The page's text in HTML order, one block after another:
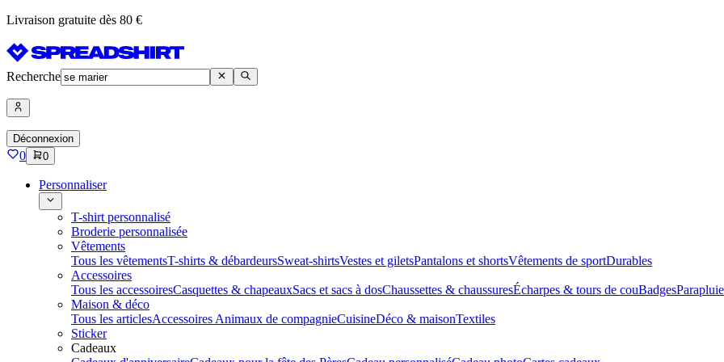
Livraison gratuite dès 80 €
Recherche
Déconnexion
0 0
Personnaliser
T-shirt personnalisé
Broderie personnalisée
Vêtements
Tous les vêtementsT-shirts & débardeursSweat-shirtsVestes et giletsPantalons et shortsVêtements de sportDurables
Accessoires
Tous les accessoiresCasquettes & chapeauxSacs et sacs à dosChaussettes & chaussuresÉcharpes & tours de couBadges
Maison & déco
Tous les articlesAccessoires Animaux de compagnieCuisineDéco & maisonTextiles
Sticker
Cadeaux